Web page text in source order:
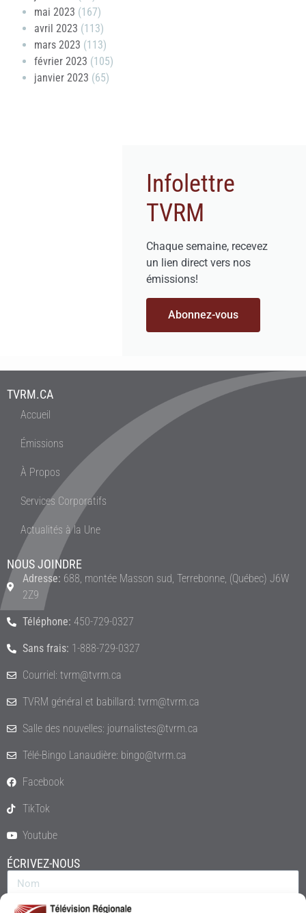
mai 2023 (167)
avril 2023 (113)
mars 2023 (113)
février 2023 (105)
janvier 2023 (65)
Infolettre
TVRM
Chaque semaine, recevez
un lien direct vers nos
émissions!
Abonnez-vous
TVRM.CA
Accueil
Émissions
À Propos
Services Corporatifs
Actualités à la Une
NOUS JOINDRE
Adresse: 688, montée Masson sud, Terrebonne, (Québec) J6W
2Z9
Téléphone: 450-729-0327
Sans frais: 1-888-729-0327
Courriel: tvrm@tvrm.ca
TVRM général et babillard: tvrm@tvrm.ca
Salle des nouvelles: journalistes@tvrm.ca
Télé-Bingo Lanaudière: bingo@tvrm.ca
Facebook
TikTok
Youtube
ÉCRIVEZ-NOUS